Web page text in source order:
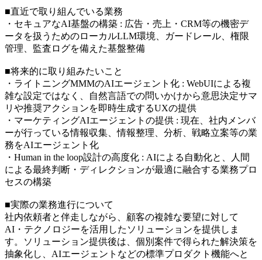
■直近で取り組んでいる業務
・セキュアなAI基盤の構築 : 広告・売上・CRM等の機密デ
ータを扱うためのローカルLLM環境、ガードレール、権限
管理、監査ログを備えた基盤整備
■将来的に取り組みたいこと
・ライトニングMMMのAIエージェント化 : WebUIによる複
雑な設定ではなく、自然言語での問いかけから意思決定サマ
リや推奨アクションを即時生成するUXの提供
・マーケティングAIエージェントの提供 : 現在、社内メンバ
ーが行っている情報収集、情報整理、分析、戦略立案等の業
務をAIエージェント化
・Human in the loop設計の高度化 : AIによる自動化と、人間
による最終判断・ディレクションが最適に融合する業務プロ
セスの構築
■実際の業務進行について
社内依頼者と伴走しながら、顧客の複雑な要望に対して
AI・テクノロジーを活用したソリューションを提供しま
す。ソリューション提供後は、個別案件で得られた解決策を
抽象化し、AIエージェントなどの標準プロダクト機能へと